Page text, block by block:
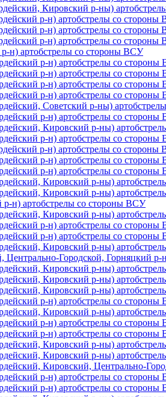
Кировский р-ны)
р-н) артобстрелы со стороны
р-н) артобстрелы со стороны
р-н) артобстрелы со стороны
р-н) артобстрелы со стороны ВСУ
р-н) артобстрелы со
р-н) артобстрелы со
р-н) артобстрелы со
р-н) артобстрелы со
Советский р-ны)
р-н) артобстрелы со
Кировский р-ны)
р-н) артобстрелы со
р-н) артобстрелы со стороны
р-н) артобстрелы со
р-н) артобстрелы со
Кировский р-ны)
Кировский р-ны)
р-н) артобстрелы со стороны ВСУ
Кировский р-ны)
р-н) артобстрелы со
р-н) артобстрелы со
Кировский р-ны)
Центрально-Городской, Горняцкий
Кировский р-ны)
Кировский р-ны)
Кировский р-ны)
р-н) артобстрелы со
Кировский р-ны)
р-н) артобстрелы со
р-н) артобстрелы со
Кировский р-ны)
Кировский р-ны)
Кировский, Центрально-
р-н) артобстрелы со
р-н) артобстрелы со